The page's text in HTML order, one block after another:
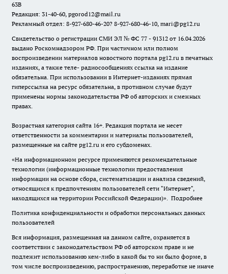
63В
Редакция: 31-40-60, pgorod12@mail.ru
Рекламный отдел: 8-927-680-46-20? 8-927-680-46-10, mari@pg12.ru
Свидетельство о регистрации СМИ ЭЛ № ФС 77 - 91312 от 16.04.2026
выдано Роскомнадзором РФ. При частичном или полном
воспроизведении материалов новостного портала pg12.ru в печатных
изданиях, а также теле- радиосообщениях ссылка на издание
обязательна. При использовании в Интернет-изданиях прямая
гиперссылка на ресурс обязательна, в противном случае будут
применены нормы законодательства РФ об авторских и смежных
правах.
Возрастная категория сайта 16+. Редакция портала не несет
ответственности за комментарии и материалы пользователей,
размещенные на сайте pg12.ru и его субдоменах.
«На информационном ресурсе применяются рекомендательные
технологии (информационные технологии предоставления
информации на основе сбора, систематизации и анализа сведений,
относящихся к предпочтениям пользователей сети "Интернет",
находящихся на территории Российской Федерации)». Подробнее
Политика конфиденциальности и обработки персональных данных
пользователей
Вся информация, размещенная на данном сайте, охраняется в
соответствии с законодательством РФ об авторском праве и не
подлежит использованию кем-либо в какой бы то ни было форме, в
том числе воспроизведению, распространению, переработке не иначе